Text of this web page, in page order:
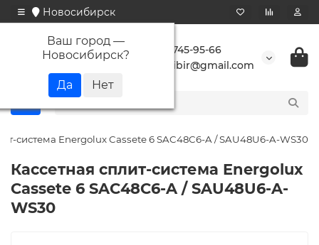
Новосибирск
Ваш город —
Новосибирск?
+7 923 745-95-66
buransibir@gmail.com
система Energolux Cassete 6 SAC48C6-A / SAU48U6-A-WS30
Кассетная сплит-система Energolux
Cassete 6 SAC48C6-A / SAU48U6-A-
WS30